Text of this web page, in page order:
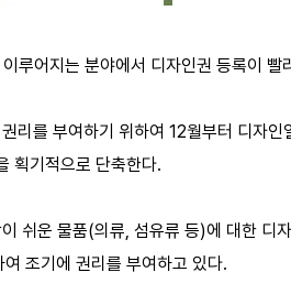
루어지는 분야에서 디자인권 등록이 빨
리를 부여하기 위하여 12월부터 디자인
획기적으로 단축한다.
쉬운 물품(의류, 섬유류 등)에 대한 디
조기에 권리를 부여하고 있다.